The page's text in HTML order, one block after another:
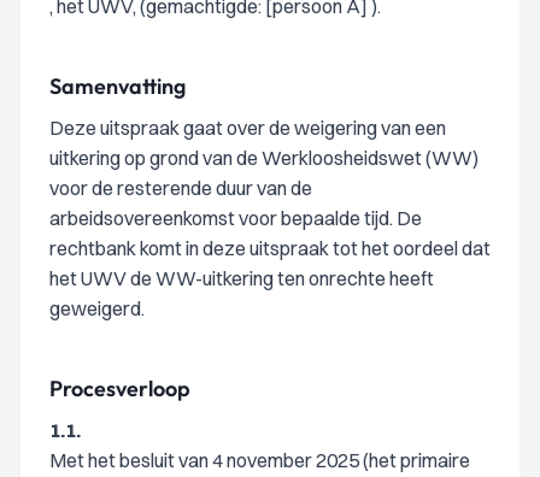
, het UWV, (gemachtigde: [persoon A] ).
Samenvatting
Deze uitspraak gaat over de weigering van een
uitkering op grond van de Werkloosheidswet (WW)
voor de resterende duur van de
arbeidsovereenkomst voor bepaalde tijd. De
rechtbank komt in deze uitspraak tot het oordeel dat
het UWV de WW-uitkering ten onrechte heeft
geweigerd.
Procesverloop
1.1.
Met het besluit van 4 november 2025 (het primaire